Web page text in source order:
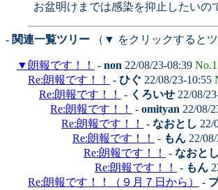
お盆明けまでは感染を抑止したいの
- 関連一覧ツリー （▼ をクリックすると
▼ 朗報です！！ - non 22/08/23-08:39
Re:朗報です！！
- ひぐ 22/08/23-10:55
Re:朗報です！！
- くろいせ 22/08/
Re:朗報です！！
- omityan 22/08/
Re:朗報です！！
- なおとし 22/
Re:朗報です！！
- もん 22/
Re:朗報です！！
- なおとし
Re:朗報です！！
- もん
Re:朗報です！！（９月７日から）
-